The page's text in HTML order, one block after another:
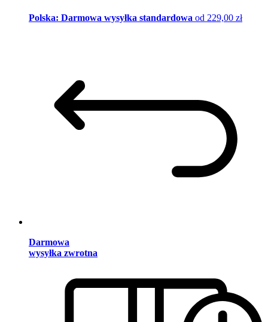
Polska: Darmowa wysyłka standardowa od 229,00 zł
Darmowa
wysyłka zwrotna